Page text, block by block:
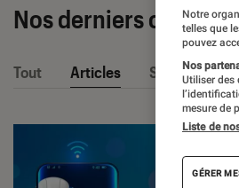
Nos derniers
Tout Articles Sélections et
Notre
telles que
pouvez
Nos
Utiliser des
mesure de
Liste de
GÉRER